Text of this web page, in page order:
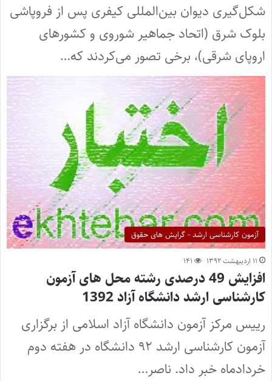
شکل‌گیری دیوان بین‌المللی کیفری پس از فروپاشی
بلوک شرق (اتحاد جماهیر شوروی و کشورهای
اروپای شرقی)، برخی تصور می‌کردند که…
آزمون کارشناسی ارشد - گرایش های حقوق
۱۱ اردیبهشت ۱۳۹۲ ۱۴۱
افزایش 49 درصدی رشته محل های آزمون
کارشناسی ارشد دانشگاه آزاد 1392
رییس مرکز آزمون دانشگاه آزاد اسلامی از برگزاری
آزمون کارشناسی ارشد ۹۲ دانشگاه در هفته دوم
خردادماه خبر داد. ناصر…